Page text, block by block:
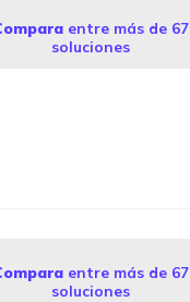
entre más de 67
soluciones
entre más de 67
soluciones